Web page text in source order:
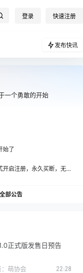
登录 快速注册
发布快讯
一个勇敢的开始
始了
注册，永久买断，无任何二次付费
全部公告
正式版发售日预告
萌协会 22:28